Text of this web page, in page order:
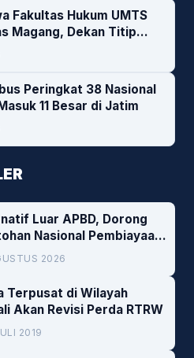
Fakultas Hukum UMTS
Magang, Dekan Titip
Peringkat 38 Nasional
11 Besar di Jatim
Luar APBD, Dorong
Nasional Pembiayaan
2026
Terpusat di Wilayah
Akan Revisi Perda RTRW
2019